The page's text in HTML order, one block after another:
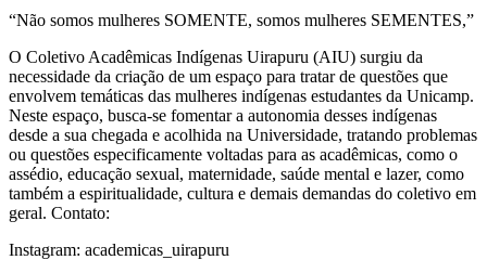
“Não somos mulheres SOMENTE, somos mulheres SEMENTES,”
O Coletivo Acadêmicas Indígenas Uirapuru (AIU) surgiu da
necessidade da criação de um espaço para tratar de questões que
envolvem temáticas das mulheres indígenas estudantes da Unicamp.
Neste espaço, busca-se fomentar a autonomia desses indígenas
desde a sua chegada e acolhida na Universidade, tratando problemas
ou questões especificamente voltadas para as acadêmicas, como o
assédio, educação sexual, maternidade, saúde mental e lazer, como
também a espiritualidade, cultura e demais demandas do coletivo em
geral. Contato:
Instagram: academicas_uirapuru